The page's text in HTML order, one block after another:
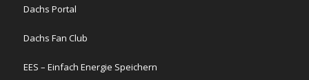
Dachs Portal
Dachs Fan Club
EES – Einfach Energie Speichern